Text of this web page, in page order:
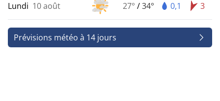
Lundi 10 août 27° /34° 0,1 3
Prévisions météo à 14 jours